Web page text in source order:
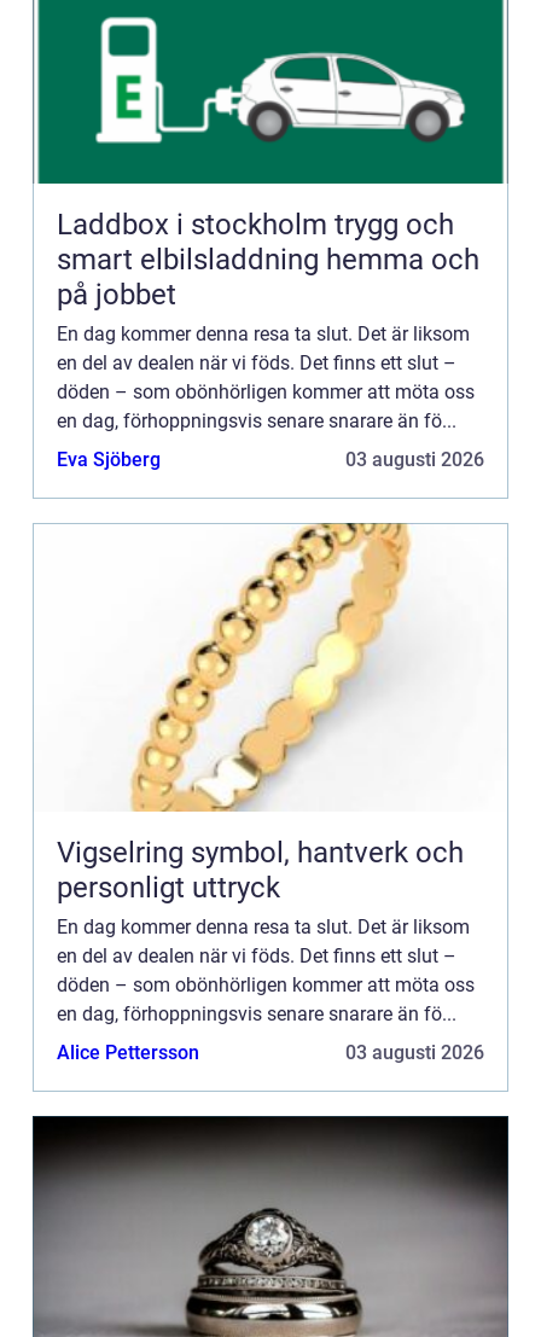
Laddbox i stockholm trygg och
smart elbilsladdning hemma och
på jobbet
En dag kommer denna resa ta slut. Det är liksom
en del av dealen när vi föds. Det finns ett slut –
döden – som obönhörligen kommer att möta oss
en dag, förhoppningsvis senare snarare än fö...
Eva Sjöberg
03 augusti 2026
Vigselring symbol, hantverk och
personligt uttryck
En dag kommer denna resa ta slut. Det är liksom
en del av dealen när vi föds. Det finns ett slut –
döden – som obönhörligen kommer att möta oss
en dag, förhoppningsvis senare snarare än fö...
Alice Pettersson
03 augusti 2026